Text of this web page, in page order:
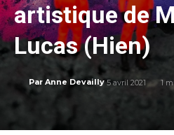
artistique de
Lucas (Hien)
Par Anne Devailly 5 avril 2021 1